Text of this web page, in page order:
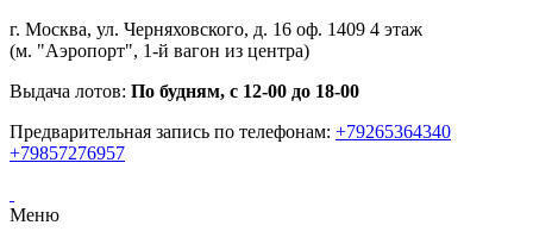
г. Москва, ул. Черняховского, д. 16 оф. 1409 4 этаж
(м. "Аэропорт", 1-й вагон из центра)
Выдача лотов: По будням, с 12-00 до 18-00
Предварительная запись по телефонам: +79265364340
+79857276957
Меню